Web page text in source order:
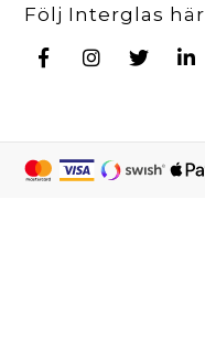
Följ Interglas här